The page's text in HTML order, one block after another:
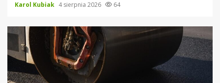
Karol Kubiak 4 sierpnia 2026 64